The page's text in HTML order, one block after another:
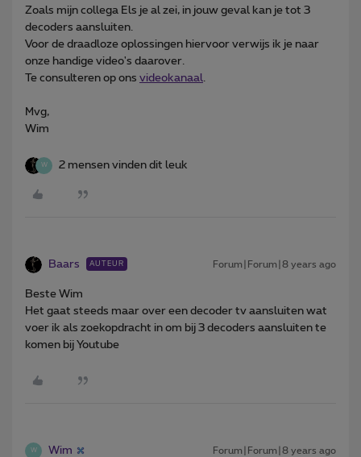
Zoals mijn collega Els je al zei, in jouw geval kan je tot 3
decoders aansluiten.
Voor de draadloze oplossingen hiervoor verwijs ik je naar
onze handige video's daarover.
Te consulteren op ons videokanaal
Mvg,
Wim
W 2 mensen vinden dit leuk
Baars AUTEUR Forum|Forum|8 years ago
Beste Wim
Het gaat steeds maar over een decoder tv aansluiten wat
voer ik als zoekopdracht in om bij 3 decoders aansluiten te
komen bij Youtube
W Wim Forum|Forum|8 years ago